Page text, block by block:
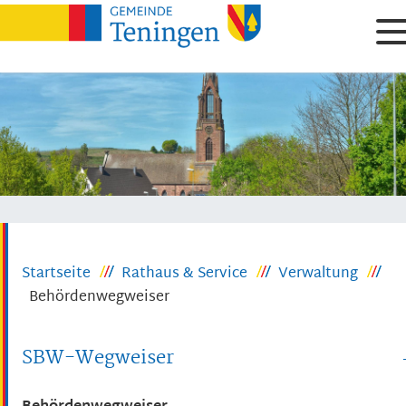
Startseite Rathaus & Service
Verwaltung
Behördenwegweiser
SBW-Wegweiser